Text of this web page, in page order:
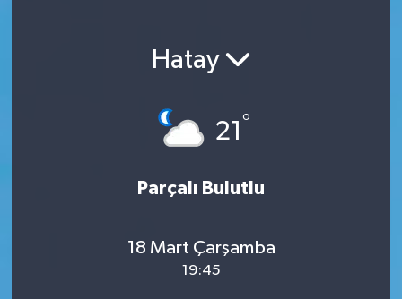
Hatay
21 °
Parçalı Bulutlu
18 Mart Çarşamba
19:45